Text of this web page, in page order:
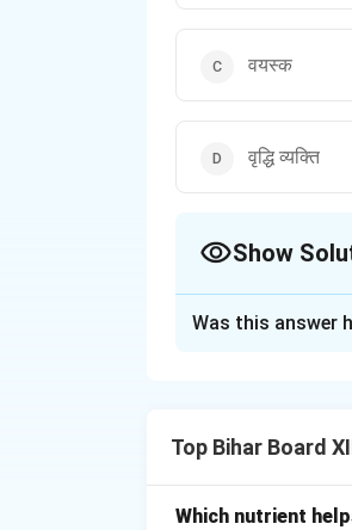
वयस्क
वृद्धि व्यक्ति
Show
सामान्य रूप से संतुलित
आहार संबंधी असंतुलन
Was this answer
Top Bihar Board
Which nutrient